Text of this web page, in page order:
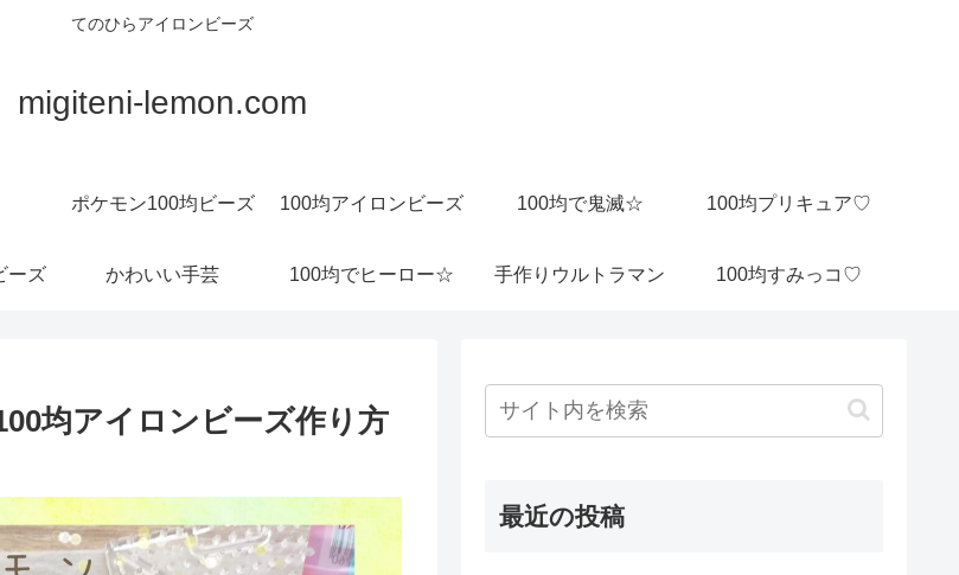
てのひらアイロンビーズ
migiteni-lemon.com
ポケモン100均ビーズ 100均アイロンビーズ 100均で鬼滅☆ 100均プリキュア♡
ーズ かわいい手芸 100均でヒーロー☆ 手作りウルトラマン 100均すみっコ♡
均アイロンビーズ作り方
最近の投稿